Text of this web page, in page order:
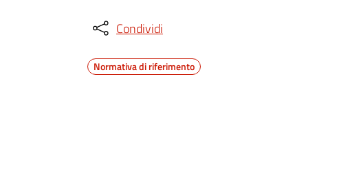
Condividi
Normativa di riferimento